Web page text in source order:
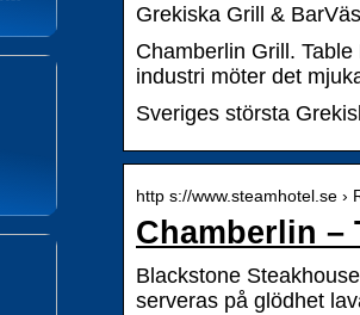
Grekiska Grill &
Chamberlin Grill.
industri möter det
Sveriges största
http s://www.steamhotel.se ›
Chamberlin –
Blackstone
serveras på glödhet